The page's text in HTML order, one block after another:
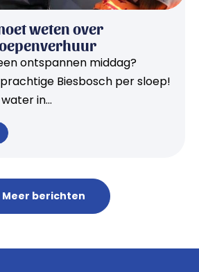
weten over
ontspannen middag?
Biesbosch per sloep!
in...
Meer berichten